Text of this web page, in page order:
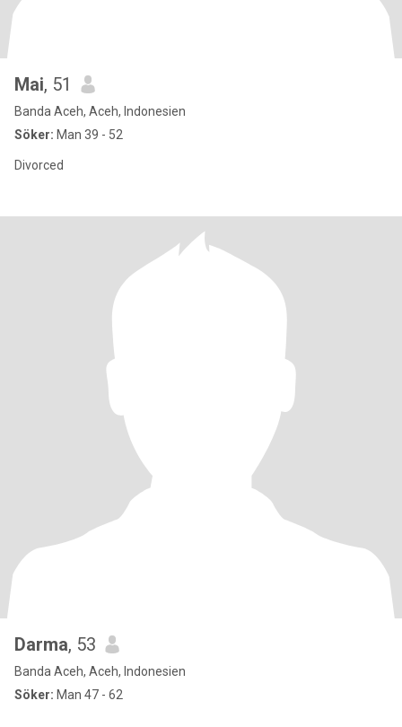
Mai, 51
Banda Aceh, Aceh, Indonesien
Söker: Man 39 - 52
Divorced
Darma, 53
Banda Aceh, Aceh, Indonesien
Söker: Man 47 - 62